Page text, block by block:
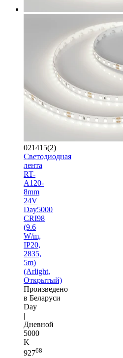
021415(2)
Светодиодная
лента
RT-
A120-
8mm
24V
Day5000
CRI98
(9.6
W/m,
IP20,
2835,
5m)
(Arlight,
Открытый)
Произведено
в Беларуси
Day
|
Дневной
5000
K
92768